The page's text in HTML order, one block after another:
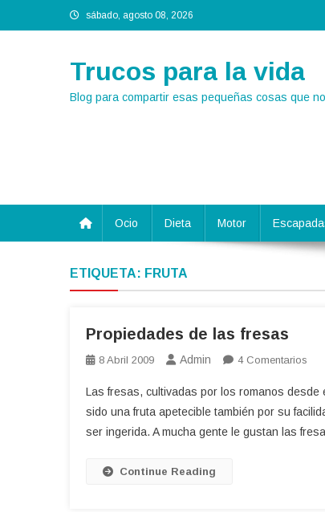
al
sábado, agosto 08, 2026
Trucos para la vida
Blog para compartir esas pequeñas cosas que
Ocio Dieta Motor
ETIQUETA: FRUTA
Propiedades de las fresas
8 Abril 2009 Admin 4 Comentarios
De
Las
Las fresas, cultivadas por los romanos
sido una fruta apetecible también por su
ser ingerida. A mucha gente le gustan las
Continue Reading